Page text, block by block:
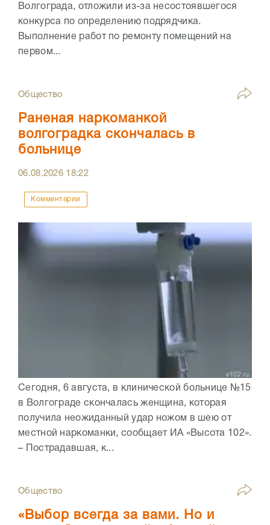
Волгограда, отложили из-за несостоявшегося
конкурса по определению подрядчика.
Выполнение работ по ремонту помещений на
первом...
Общество
Раненая наркоманкой
волгоградка скончалась в
больнице
06.08.2026 18:22
Комментарии
Сегодня, 6 августа, в клинической больнице №15
в Волгограде скончалась женщина, которая
получила неожиданный удар ножом в шею от
местной наркоманки, сообщает ИА «Высота 102».
– Пострадавшая, к...
Общество
«Выбор всегда за вами. Но и